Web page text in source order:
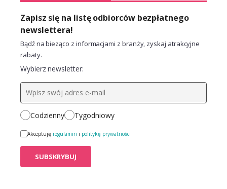
Zapisz się na listę odbiorców bezpłatnego
newslettera!
Bądź na bieżąco z informacjami z branży, zyskaj atrakcyjne
rabaty.
Wybierz newsletter:
Codzienny Tygodniowy
Akceptuję regulamin i politykę prywatności